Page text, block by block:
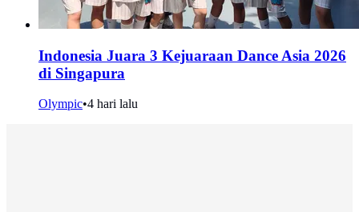
Indonesia Juara 3 Kejuaraan Dance Asia 2026
di Singapura
Olympic•4 hari lalu